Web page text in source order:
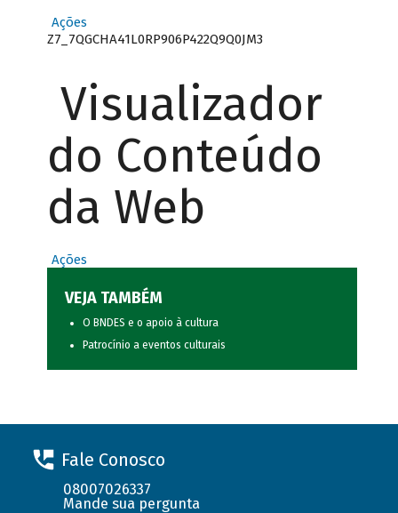
Ações
Z7_7QGCHA41L0RP906P422Q9Q0JM3
Visualizador
do Conteúdo
da Web
Ações
VEJA TAMBÉM
O BNDES e o apoio à cultura
Patrocínio a eventos culturais
Fale Conosco
08007026337
Mande sua pergunta